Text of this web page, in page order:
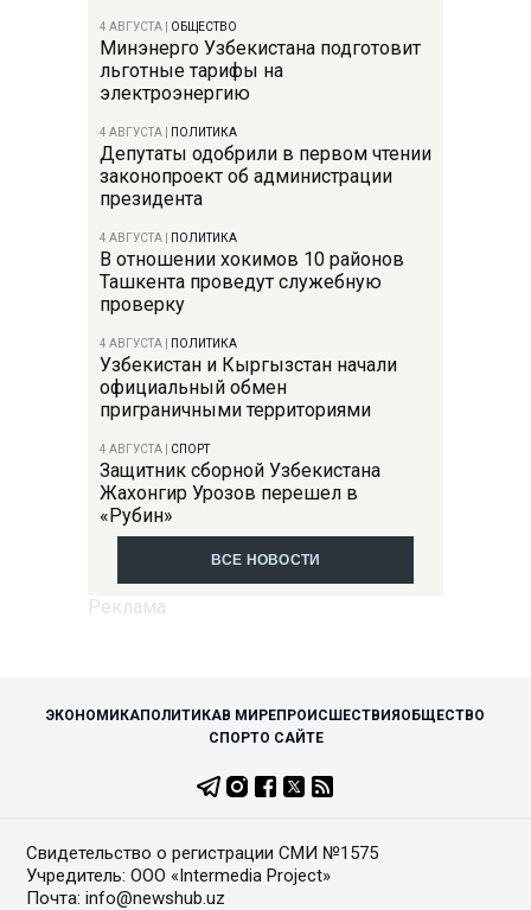
4 АВГУСТА ОБЩЕСТВО
Минэнерго Узбекистана подготовит
льготные тарифы на
электроэнергию
4 АВГУСТА ПОЛИТИКА
Депутаты одобрили в первом чтении
законопроект об администрации
президента
4 АВГУСТА ПОЛИТИКА
В отношении хокимов 10 районов
Ташкента проведут служебную
проверку
4 АВГУСТА ПОЛИТИКА
Узбекистан и Кыргызстан начали
официальный обмен
приграничными территориями
4 АВГУСТА СПОРТ
Защитник сборной Узбекистана
Жахонгир Урозов перешел в
«Рубин»
ВСЕ НОВОСТИ
ЭКОНОМИКАПОЛИТИКАВ МИРЕПРОИСШЕСТВИЯОБЩЕСТВО
СПОРТО САЙТЕ
Свидетельство о регистрации СМИ №1575
Учредитель: ООО «Intermedia Project»
Почта: info@newshub.uz